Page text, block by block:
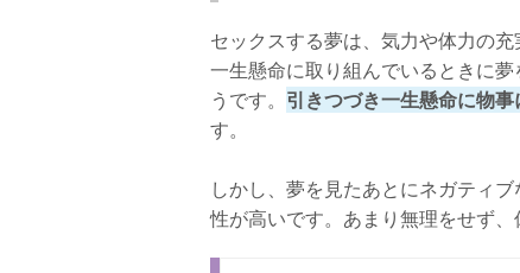
セックスする夢は、気力や体力の
一生懸命に取り組んでいるときに
うです。 引きつづき一生懸命に物
す。
しかし、夢を見たあとにネガティ
性が高いです。あまり無理をせず